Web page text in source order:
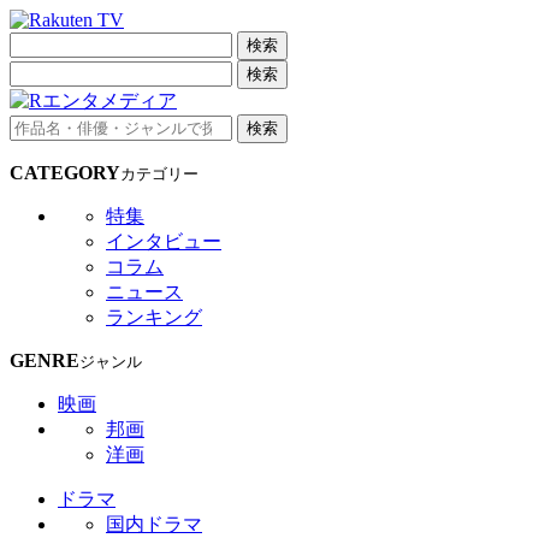
検索
検索
検索
CATEGORYカテゴリー
特集
インタビュー
コラム
ニュース
ランキング
GENREジャンル
映画
邦画
洋画
ドラマ
国内ドラマ